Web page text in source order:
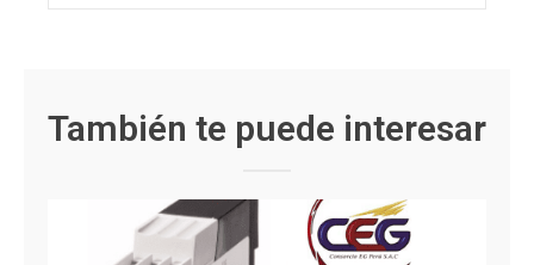
También te puede interesar